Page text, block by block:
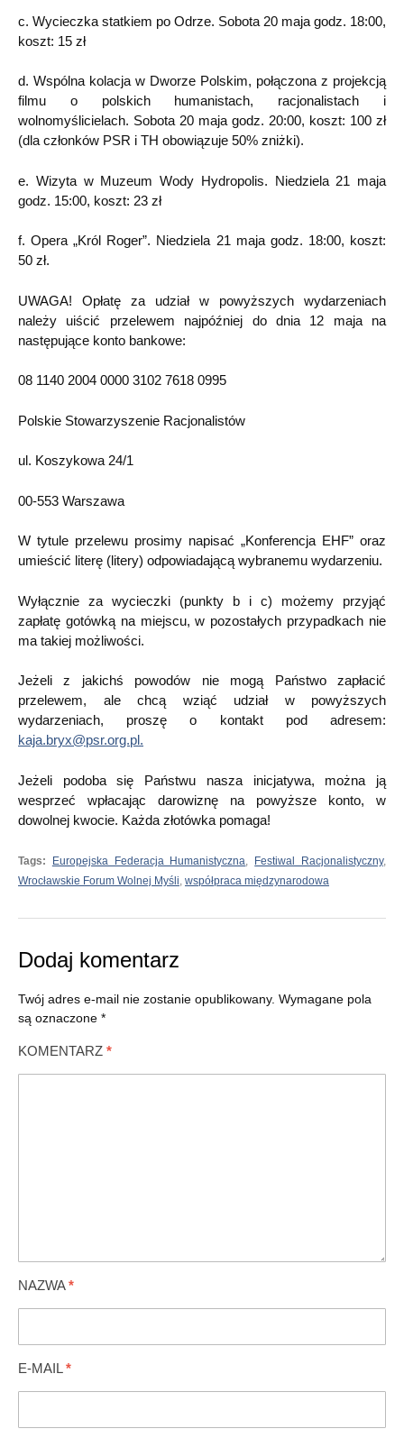
c. Wycieczka statkiem po Odrze. Sobota 20 maja godz. 18:00,
koszt: 15 zł
d. Wspólna kolacja w Dworze Polskim, połączona z projekcją
filmu o polskich humanistach, racjonalistach i
wolnomyślicielach. Sobota 20 maja godz. 20:00, koszt: 100 zł
(dla członków PSR i TH obowiązuje 50% zniżki).
e. Wizyta w Muzeum Wody Hydropolis. Niedziela 21 maja
godz. 15:00, koszt: 23 zł
f. Opera „Król Roger”. Niedziela 21 maja godz. 18:00, koszt:
50 zł.
UWAGA! Opłatę za udział w powyższych wydarzeniach
należy uiścić przelewem najpóźniej do dnia 12 maja na
następujące konto bankowe:
08 1140 2004 0000 3102 7618 0995
Polskie Stowarzyszenie Racjonalistów
ul. Koszykowa 24/1
00-553 Warszawa
W tytule przelewu prosimy napisać „Konferencja EHF” oraz
umieścić literę (litery) odpowiadającą wybranemu wydarzeniu.
Wyłącznie za wycieczki (punkty b i c) możemy przyjąć
zapłatę gotówką na miejscu, w pozostałych przypadkach nie
ma takiej możliwości.
Jeżeli z jakichś powodów nie mogą Państwo zapłacić
przelewem, ale chcą wziąć udział w powyższych
wydarzeniach, proszę o kontakt pod adresem:
kaja.bryx@psr.org.pl.
Jeżeli podoba się Państwu nasza inicjatywa, można ją
wesprzeć wpłacając darowiznę na powyższe konto, w
dowolnej kwocie. Każda złotówka pomaga!
Tags: Europejska Federacja Humanistyczna, Festiwal Racjonalistyczny,
Wrocławskie Forum Wolnej Myśli, współpraca międzynarodowa
Dodaj komentarz
Twój adres e-mail nie zostanie opublikowany. Wymagane pola
są oznaczone *
KOMENTARZ *
NAZWA*
E-MAIL *